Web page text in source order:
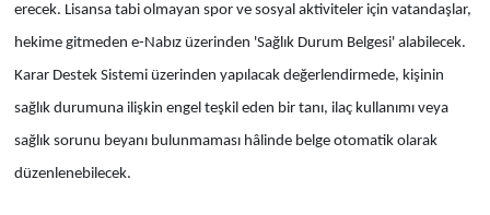
erecek. Lisansa tabi olmayan spor ve sosyal aktiviteler için vatandaşlar,
hekime gitmeden e-Nabız üzerinden 'Sağlık Durum Belgesi' alabilecek.
Karar Destek Sistemi üzerinden yapılacak değerlendirmede, kişinin
sağlık durumuna ilişkin engel teşkil eden bir tanı, ilaç kullanımı veya
sağlık sorunu beyanı bulunmaması hâlinde belge otomatik olarak
düzenlenebilecek.